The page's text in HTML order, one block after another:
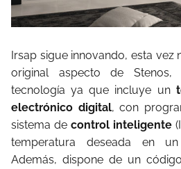
Irsap sigue innovando, esta vez
original aspecto de
tecnología ya que incluye un
electrónico digital, con
sistema de control inteligente
temperatura deseada en
Además, dispone de un